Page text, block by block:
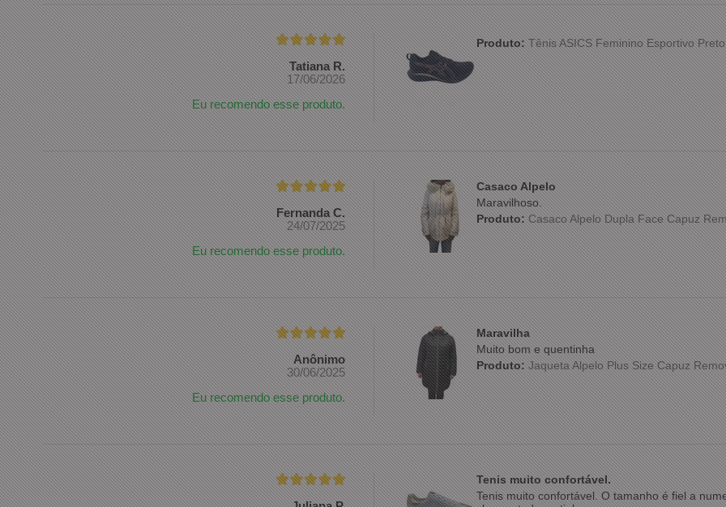
Tatiana R.
17/06/2026
Eu recomendo esse produto.
Produto:Tênis ASICS Feminino Esportivo
Fernanda C.
24/07/2025
Eu recomendo esse produto.
Casaco Alpelo
Maravilhoso.
Produto:Casaco Alpelo Dupla Face Capuz
Anônimo
30/06/2025
Eu recomendo esse produto.
Maravilha
Muito bom e quentinha
Produto:Jaqueta Alpelo Plus Size Capuz
Tenis muito confortável.
Tenis muito confortável. O tamanho é fiel a